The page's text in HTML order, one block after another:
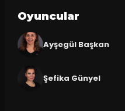
Oyuncular
Ayşegül Başkan
Şefika Günyel